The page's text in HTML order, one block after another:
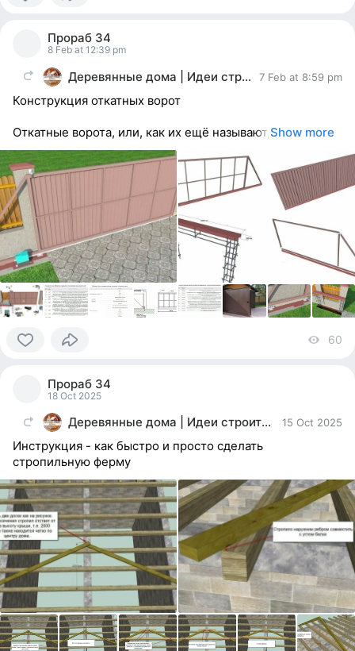
Прораб 34
8 Feb at 12:39 pm
Деревянные дома | Идеи строительство ремонт 7 Feb at 8:59 pm
Конструкция откатных ворот
Откатные ворота, или, как их ещё называют, Show more
60
Прораб 34
18 Oct 2025
Деревянные дома | Идеи строительство ремонт 15 Oct 2025
Инструкция - как быстро и просто сделать
стропильную ферму